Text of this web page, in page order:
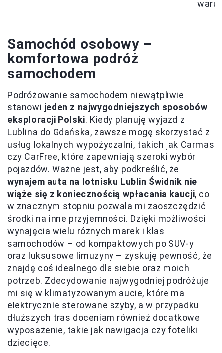
Samochód osobowy –
komfortowa podróż
samochodem
Podróżowanie samochodem niewątpliwie
stanowi jeden z najwygodniejszych sposobów
eksploracji Polski. Kiedy planuję wyjazd z
Lublina do Gdańska, zawsze mogę skorzystać z
usług lokalnych wypożyczalni, takich jak Carmas
czy CarFree, które zapewniają szeroki wybór
pojazdów. Ważne jest, aby podkreślić, że
wynajem auta na lotnisku Lublin Świdnik nie
wiąże się z koniecznością wpłacania kaucji, co
w znacznym stopniu pozwala mi zaoszczędzić
środki na inne przyjemności. Dzięki możliwości
wynajęcia wielu różnych marek i klas
samochodów – od kompaktowych po SUV-y
oraz luksusowe limuzyny – zyskuję pewność, że
znajdę coś idealnego dla siebie oraz moich
potrzeb. Zdecydowanie najwygodniej podróżuje
mi się w klimatyzowanym aucie, które ma
elektrycznie sterowane szyby, a w przypadku
dłuższych tras doceniam również dodatkowe
wyposażenie, takie jak nawigacja czy foteliki
dziecięce.